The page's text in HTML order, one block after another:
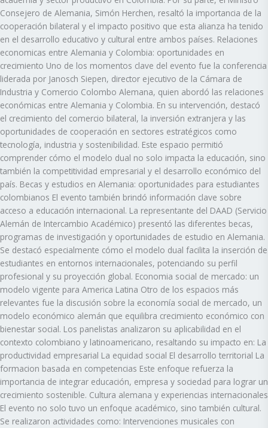
Consejero de Alemania, Simón Herchen, resaltó la importancia de la
cooperación bilateral y el impacto positivo que esta alianza ha tenido
en el desarrollo educativo y cultural entre ambos países. Relaciones
economicas entre Alemania y Colombia: oportunidades en
crecimiento Uno de los momentos clave del evento fue la conferencia
liderada por Janosch Siepen, director ejecutivo de la Cámara de
Industria y Comercio Colombo Alemana, quien abordó las relaciones
económicas entre Alemania y Colombia. En su intervención, destacó
el crecimiento del comercio bilateral, la inversión extranjera y las
oportunidades de cooperación en sectores estratégicos como
tecnología, industria y sostenibilidad. Este espacio permitió
comprender cómo el modelo dual no solo impacta la educación, sino
también la competitividad empresarial y el desarrollo económico del
país. Becas y estudios en Alemania: oportunidades para estudiantes
colombianos El evento también brindó información clave sobre
acceso a educación internacional. La representante del DAAD (Servicio
Alemán de Intercambio Académico) presentó las diferentes becas,
programas de investigación y oportunidades de estudio en Alemania.
Se destacó especialmente cómo el modelo dual facilita la inserción de
estudiantes en entornos internacionales, potenciando su perfil
profesional y su proyección global. Economia social de mercado: un
modelo vigente para America Latina Otro de los espacios más
relevantes fue la discusión sobre la economía social de mercado, un
modelo económico alemán que equilibra crecimiento económico con
bienestar social. Los panelistas analizaron su aplicabilidad en el
contexto colombiano y latinoamericano, resaltando su impacto en: La
productividad empresarial La equidad social El desarrollo territorial La
formacion basada en competencias Este enfoque refuerza la
importancia de integrar educación, empresa y sociedad para lograr un
crecimiento sostenible. Cultura alemana y experiencias internacionales
El evento no solo tuvo un enfoque académico, sino también cultural.
Se realizaron actividades como: Intervenciones musicales con